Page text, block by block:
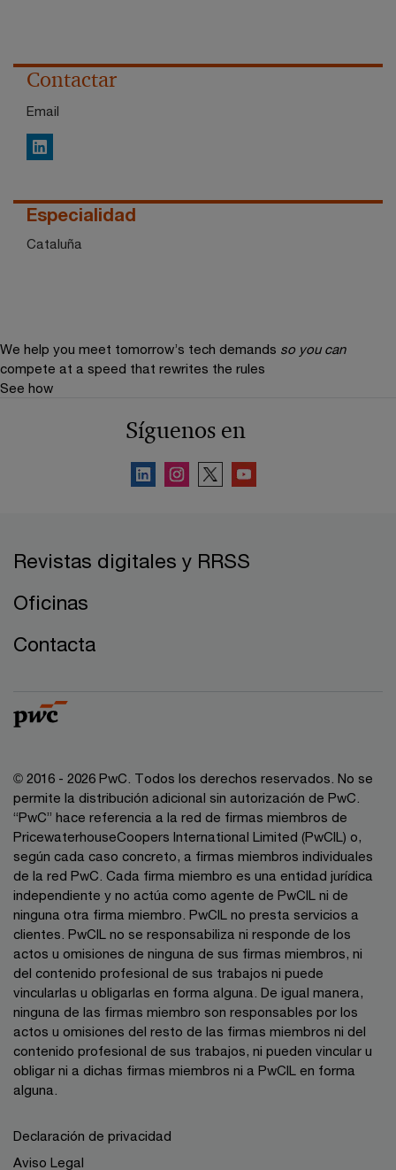
Contactar
Email
LinkedIn
Especialidad
Cataluña
We help you meet tomorrow’s tech demands so you can
compete at a speed that rewrites the rules
See how
Síguenos en
Revistas digitales y RRSS
Oficinas
Contacta
© 2016 - 2026 PwC. Todos los derechos reservados. No se
permite la distribución adicional sin autorización de PwC.
“PwC” hace referencia a la red de firmas miembros de
PricewaterhouseCoopers International Limited (PwCIL) o,
según cada caso concreto, a firmas miembros individuales
de la red PwC. Cada firma miembro es una entidad jurídica
independiente y no actúa como agente de PwCIL ni de
ninguna otra firma miembro. PwCIL no presta servicios a
clientes. PwCIL no se responsabiliza ni responde de los
actos u omisiones de ninguna de sus firmas miembros, ni
del contenido profesional de sus trabajos ni puede
vincularlas u obligarlas en forma alguna. De igual manera,
ninguna de las firmas miembro son responsables por los
actos u omisiones del resto de las firmas miembros ni del
contenido profesional de sus trabajos, ni pueden vincular u
obligar ni a dichas firmas miembros ni a PwCIL en forma
alguna.
Declaración de privacidad
Aviso Legal